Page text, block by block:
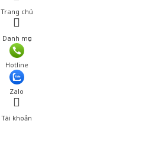
Trang chủ
Danh mục
Hotline
Zalo
Tài khoản